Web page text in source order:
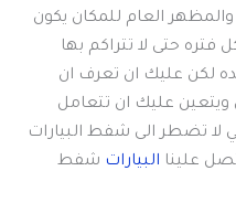
العام للمكان يكون
حتى لا تتراكم بها
لكن عليك ان تعرف ان
عليك ان تتعامل
لا تضطر الى شفط البيارات
علينا البيارات شفط